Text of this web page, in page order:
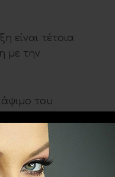
είναι τέτοια
με την
του
η μέρα των
που